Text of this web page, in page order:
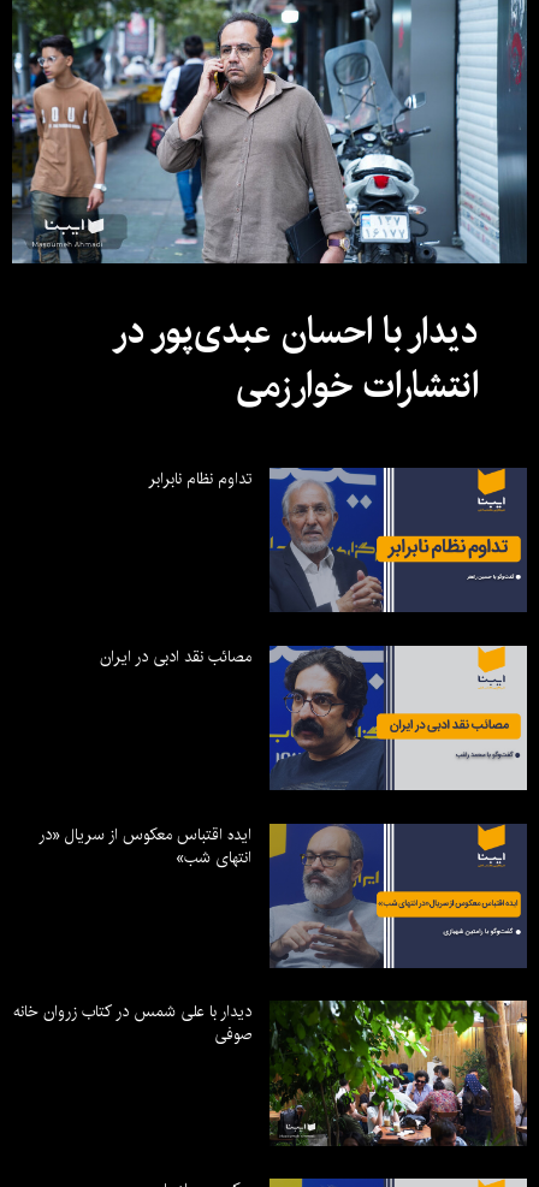
دیدار با احسان عبدی‌پور در
انتشارات خوارزمی
تداوم نظام نابرابر
مصائب نقد ادبی در ایران
ایده اقتباس معکوس از سریال «در
انتهای شب»
دیدار با علی شمس در کتاب زروان خانه
صوفی